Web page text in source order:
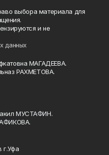
выбора материала для
и не
данных
МАГАДЕЕВА.
РАХМЕТОВА.
МУСТАФИН.